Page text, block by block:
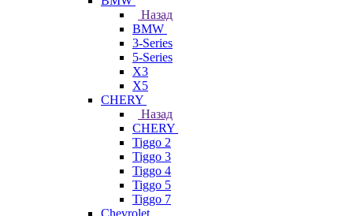
Назад
BMW
3-Series
5-Series
X3
X5
CHERY
Назад
CHERY
Tiggo 2
Tiggo 3
Tiggo 4
Tiggo 5
Tiggo 7
Chevrolet